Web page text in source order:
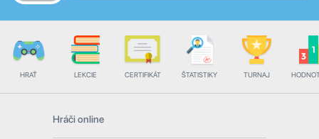
HRAŤ LEKCIE CERTIFIKÁT ŠTATISTIKY TURNAJ
Hráči online